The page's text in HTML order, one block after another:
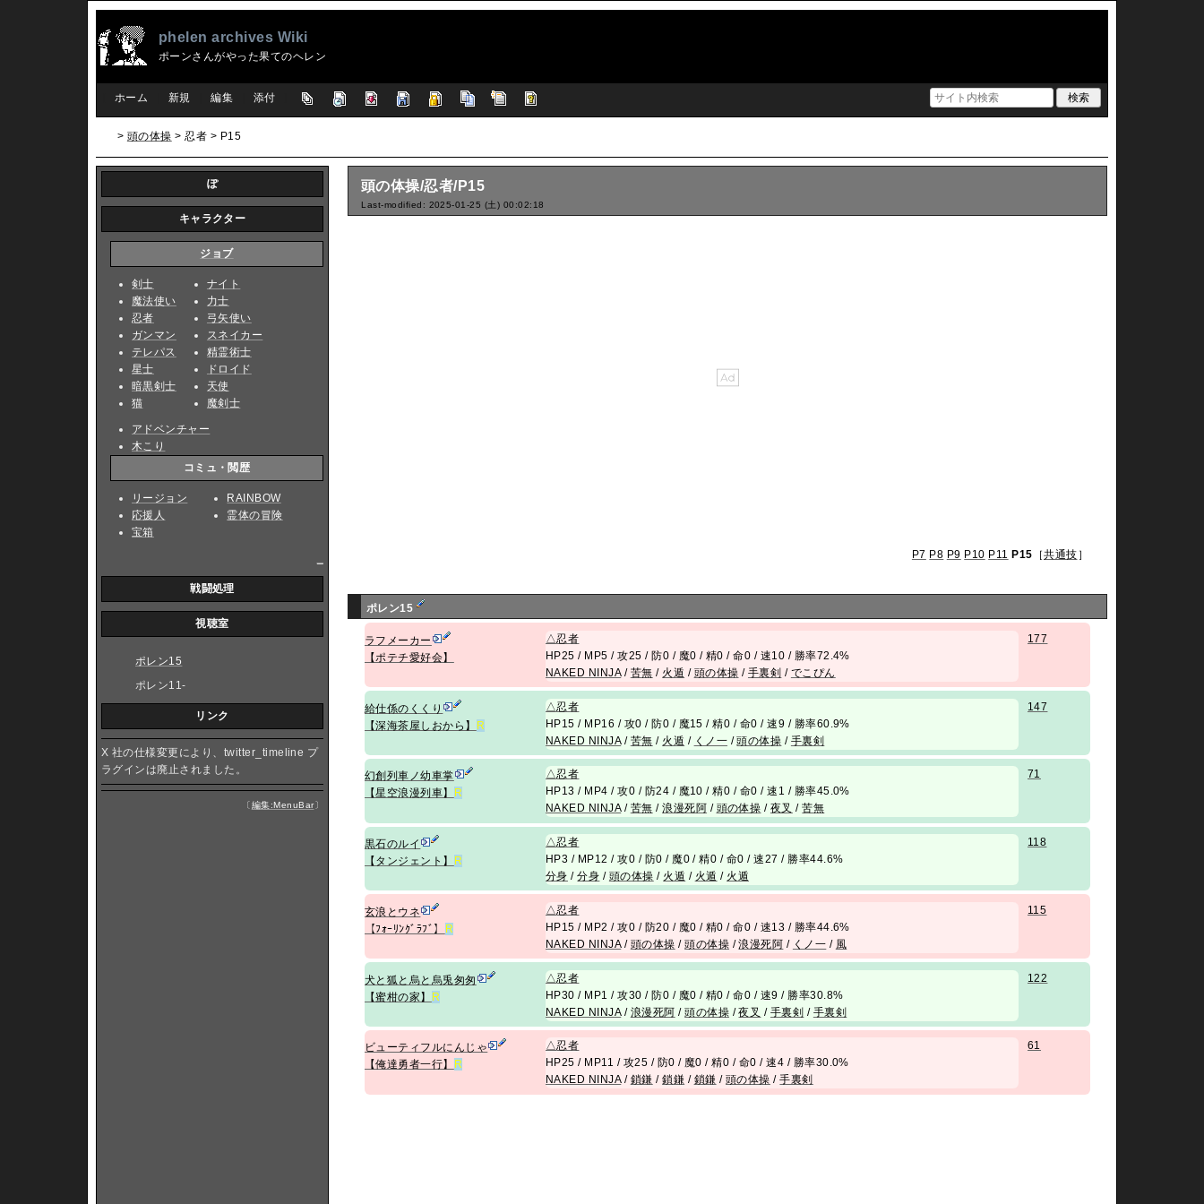
phelen archives Wiki
ポーンさんがやった果てのヘレン
ホーム 新規 編集 添付
> 頭の体操 > 忍者 > P15
頭の体操/忍者/P15
Last-modified: 2025-01-25 (土) 00:02:18
P7 P8 P9 P10 P11 P15 ［共通技 ］
ポレン15
ラフメーカー
【ポテチ愛好会】
△忍者
HP25 / MP5 / 攻25 / 防0 / 魔0 / 精0 / 命0 / 速10 / 勝率72.4%
NAKED NINJA/ 苦無 / 火遁 / 頭の体操 / 手裏剣 / でこぴん
177
給仕係のくくり
【深海茶屋しおから】 R
△忍者
HP15 / MP16 / 攻0 / 防0 / 魔15 / 精0 / 命0 / 速9 / 勝率60.9%
NAKED NINJA/ 苦無 / 火遁 / くノ一 /頭の体操 / 手裏剣
147
幻創列車ノ幼車掌
【星空浪漫列車】
R
△忍者
HP13 / MP4 / 攻0 / 防24 / 魔10 / 精0 / 命0 / 速1 / 勝率45.0%
NAKED NINJA/ 苦無 /浪漫死阿 / 頭の体操 / 夜叉 /苦無
71
黒石のルイ
【タンジェント】
R
△忍者
HP3 / MP12 / 攻0 / 防0 / 魔0 / 精0 / 命0 / 速27 / 勝率44.6%
分身 /分身 / 頭の体操 / 火遁 / 火遁 / 火遁
118
玄浪とウネ
【ﾌｫｰﾘﾝｸﾞﾗﾌﾞ】 R
△忍者
HP15 / MP2 / 攻0 / 防20 / 魔0 / 精0 / 命0 / 速13 / 勝率44.6%
NAKED NINJA/ 頭の体操 /頭の体操 /浪漫死阿 / くノ一 / 風
115
犬と狐と烏と烏兎匆匆
【蜜柑の家】 R
△忍者
HP30 / MP1 / 攻30 / 防0 / 魔0 / 精0 / 命0 / 速9 / 勝率30.8%
NAKED NINJA/ 浪漫死阿 /頭の体操 /夜叉 / 手裏剣 / 手裏剣
122
ビューティフルにんじゃ
【俺達勇者一行】
R
△忍者
HP25 / MP11 / 攻25 / 防0 / 魔0 / 精0 / 命0 / 速4 / 勝率30.0%
NAKED NINJA/ 鎖鎌 /鎖鎌 / 鎖鎌 / 頭の体操 /手裏剣
61
ぽ
キャラクター
ジョブ
剣士
魔法使い
忍者
ガンマン
テレパス
星士
暗黒剣士
猫
ナイト
力士
弓矢使い
スネイカー
精霊術士
ドロイド
天使
魔剣士
アドベンチャー
木こり
コミュ・閲歴
リージョン
応援人
宝箱
RAINBOW
霊体の冒険
戦闘処理
視聴室
ポレン15
ポレン11-
リンク
X 社の仕様変更により、twitter_timeline プ
ラグインは廃止されました。
〔編集:MenuBar〕